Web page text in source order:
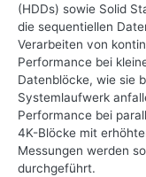
(HDDs) sowie Solid
die sequentiellen
Verarbeiten von
Performance bei
Datenblöcke, wie sie
Systemlaufwerk
Performance bei
4K-Blöcke mit
Messungen werden
durchgeführt.